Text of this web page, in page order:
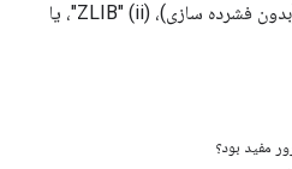
یک اسکالر حاوی (i) رشته خالی (بدون فشرده سازی)، (ii) "ZLIB"، یا
مفید بود؟